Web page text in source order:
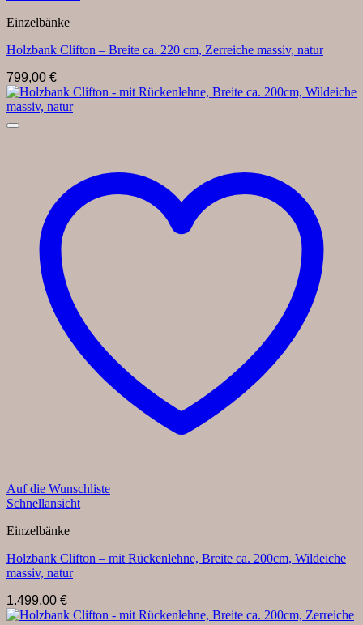
Einzelbänke
Holzbank Clifton – Breite ca. 220 cm, Zerreiche massiv, natur
799,00 €
Auf die Wunschliste
Schnellansicht
Einzelbänke
Holzbank Clifton – mit Rückenlehne, Breite ca. 200cm, Wildeiche
massiv, natur
1.499,00 €